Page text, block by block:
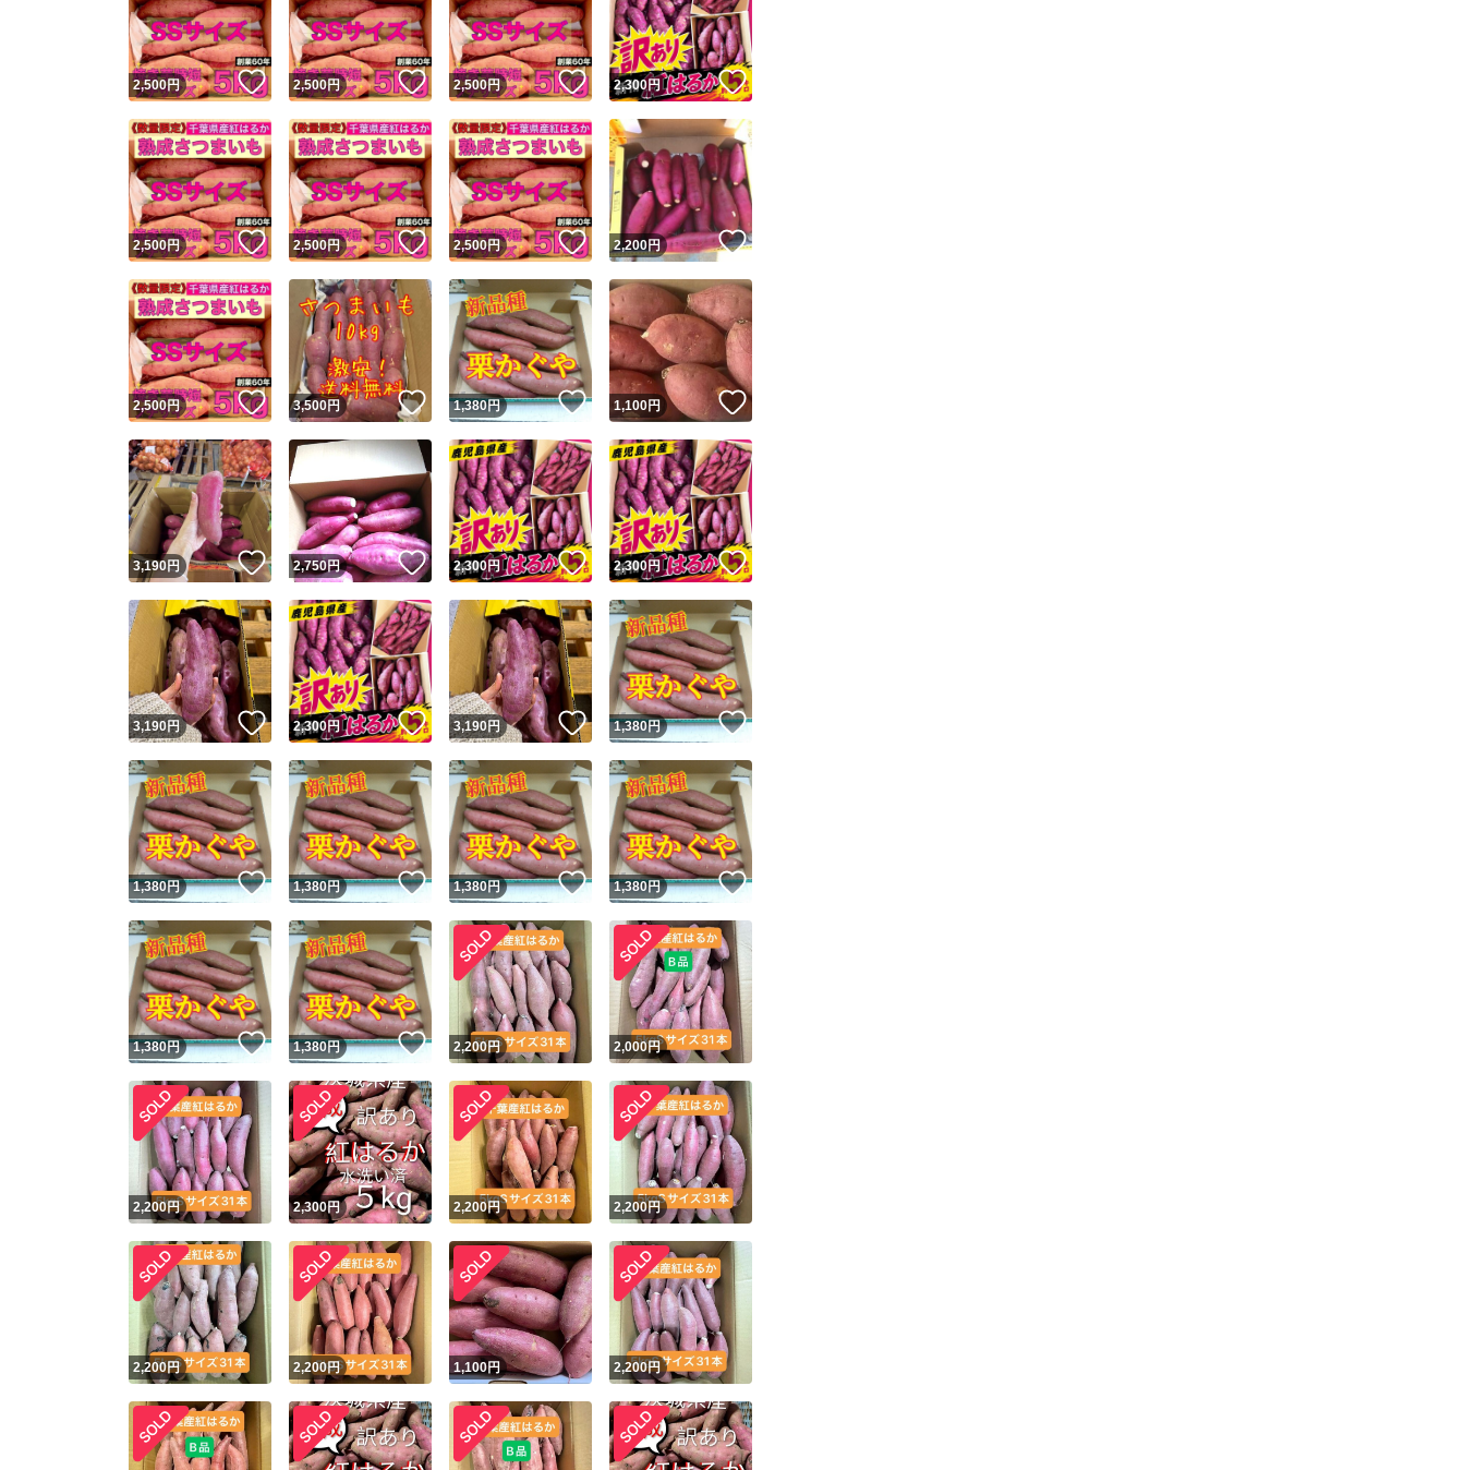
他フリマ実績◯+ このユーザーは他フリマサービスでの取引実績があります
スピード&安心発送
※このバッジは実績に基づく表示であり、発送を保証しているものではありません
スピード＆安心発送
このユーザーは高頻度で24時間以内＆設定した発送日数内に発送してい
ます
スピード発送 このユーザーは高頻度で24時間以内に発送しています
安心発送 このユーザーは設定した発送日数内に発送しています
出品ページへ
キャンセル
2,500円 いいね！
2,500円 いいね！
2,500円 いいね！
2,300円 いいね！
2,500円 いいね！
2,500円 いいね！
2,500円 いいね！
2,200円 いいね！
2,500円 いいね！
3,500円 いいね！
1,380円 いいね！
1,100円 いいね！
3,190円 いいね！
2,750円 いいね！
2,300円 いいね！
2,300円 いいね！
3,190円 いいね！
2,300円 いいね！
3,190円 いいね！
1,380円 いいね！
1,380円 いいね！
1,380円 いいね！
1,380円 いいね！
1,380円 いいね！
1,380円 いいね！
1,380円 いいね！
2,200円 2,000円
2,200円 2,300円 2,200円 2,200円
2,200円 2,200円 1,100円 2,200円